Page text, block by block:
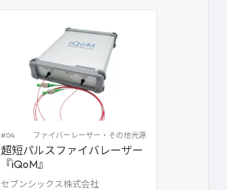
#04 ファイバーレーザー・その他光源
超短パルスファイバレーザー
『iQoM』
セブンシックス株式会社